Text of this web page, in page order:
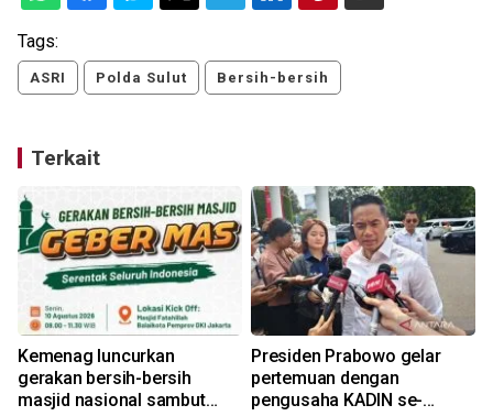
Tags:
ASRI Polda Sulut Bersih-bersih
Terkait
Kemenag luncurkan
gerakan bersih-bersih
masjid nasional sambut
Presiden Prabowo gelar
pertemuan dengan
pengusaha KADIN se-